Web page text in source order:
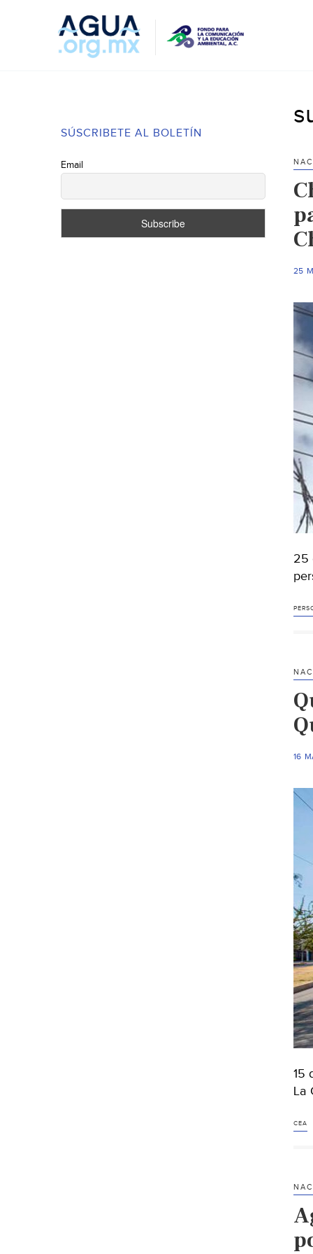
SÚSCRIBETE AL BOLETÍN
Email
25
25
16
15
La
CEA